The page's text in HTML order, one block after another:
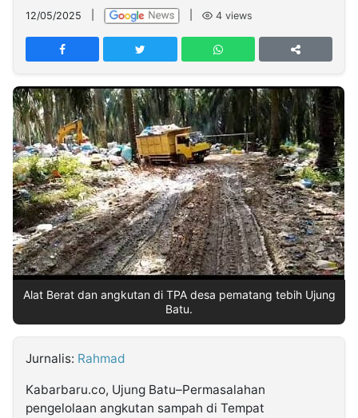
Network
PT
TREETAN
INDONESIA
Partner
Insight
NTB
Suara
Time
Lens
IDN
Daily
Jogja
Jalan
Rakyat
Idealita
News
Kita
Notice
Dinamikapost.com
Radar
Baru
Seedbacklink
Follow
Kabarbaru
12/05/2025 4 views
Alat Berat dan angkutan di TPA desa pematang tebih Ujung
Batu.
Jurnalis: Rahmad
Kabarbaru.co, Ujung Batu–Permasalahan
pengelolaan angkutan sampah di Tempat